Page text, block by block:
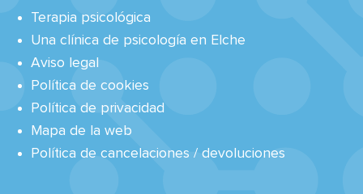
Terapia psicológica
Una clínica de psicología en Elche
Aviso legal
Política de cookies
Política de privacidad
Mapa de la web
Política de cancelaciones / devoluciones